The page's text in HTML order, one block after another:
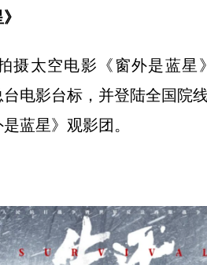
摄太空电影《窗外是蓝星
电影台标，并登陆全国院
蓝星》观影团。